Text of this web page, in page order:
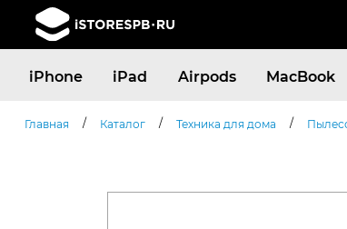
iPhone iPad Airpods MacBook
Главная / Каталог / Техника для дома /